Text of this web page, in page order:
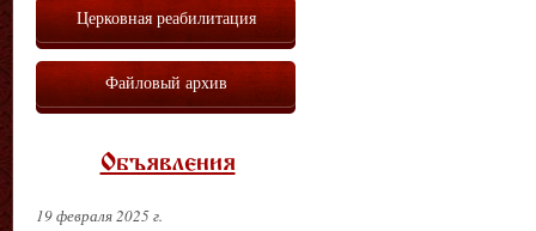
Церковная реабилитация
Файловый архив
Объявления
19 февраля 2025 г.